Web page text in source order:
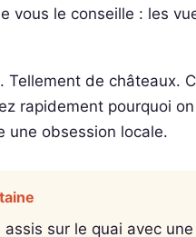
vous le conseille : les
Tellement de châteaux.
rapidement pourquoi
une obsession locale.
assis sur le quai avec